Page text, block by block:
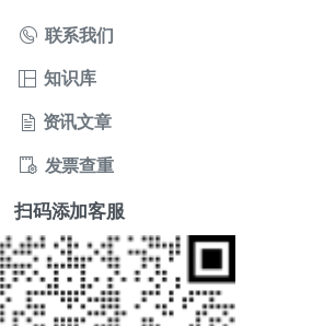
联系我们
知识库
资讯文章
发票查重
扫码添加客服